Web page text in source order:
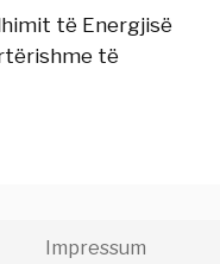
të Energjisë
të
Impressum